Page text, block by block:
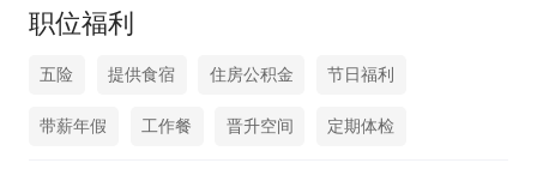
职位福利
五险 提供食宿 住房公积金 节日福利
带薪年假 工作餐 晋升空间 定期体检